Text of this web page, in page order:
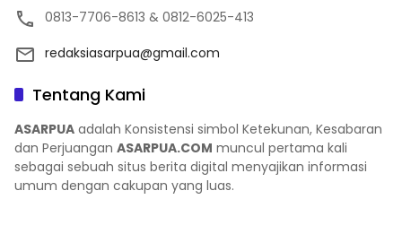
0813-7706-8613 & 0812-6025-413
redaksiasarpua@gmail.com
Tentang Kami
ASARPUA adalah Konsistensi simbol Ketekunan, Kesabaran
dan Perjuangan ASARPUA.COM muncul pertama kali
sebagai sebuah situs berita digital menyajikan informasi
umum dengan cakupan yang luas.